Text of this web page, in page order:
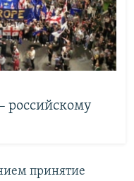
российскому
принятие